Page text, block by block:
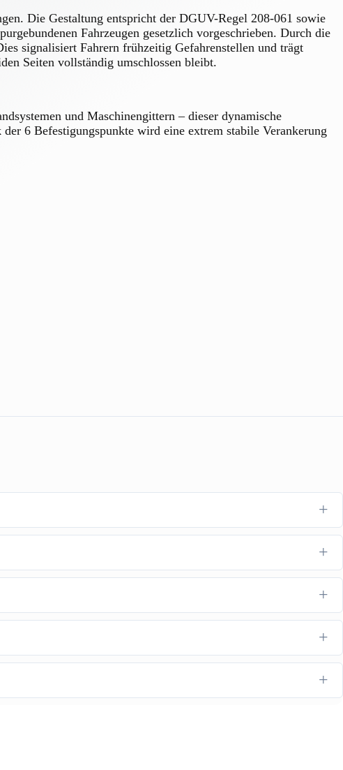
Die Gestaltung entspricht der DGUV-Regel 208-061 sowie
Fahrzeugen gesetzlich vorgeschrieben. Durch die
signalisiert Fahrern frühzeitig Gefahrenstellen und trägt
Seiten vollständig umschlossen bleibt.
und Maschinengittern – dieser dynamische
6 Befestigungspunkte wird eine extrem stabile Verankerung